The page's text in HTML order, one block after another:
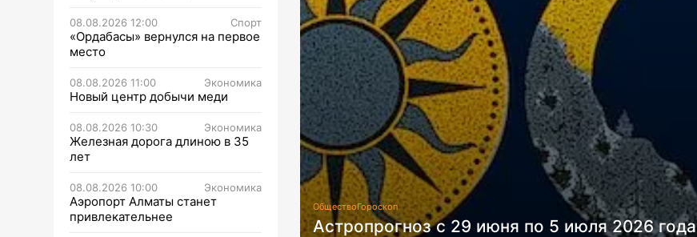
08.08.2026 12:00 Спорт
«Ордабасы» вернулся на первое
место
08.08.2026 11:00 Экономика
Новый центр добычи меди
08.08.2026 10:30 Экономика
Железная дорога длиною в 35
лет
08.08.2026 10:00 Экономика
Аэропорт Алматы станет
привлекательнее
ОбществоГороскоп
Астропрогноз с 29 июня по 5 июля 2026 года